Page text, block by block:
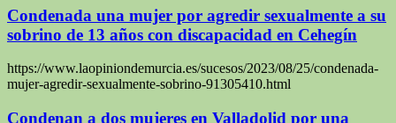
Condenada una mujer por agredir sexualmente a su
sobrino de 13 años con discapacidad en Cehegín
https://www.laopiniondemurcia.es/sucesos/2023/08/25/condenada-
mujer-agredir-sexualmente-sobrino-91305410.html
Condenan a dos mujeres en Valladolid por una